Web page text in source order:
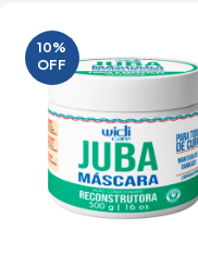
10%
OFF